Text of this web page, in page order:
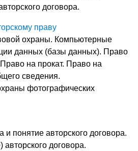
договора.
праву
охраны. Компьютерные
данных (базы данных). Право
на прокат. Право на
сведения.
фотографических
понятие авторского договора.
договора.